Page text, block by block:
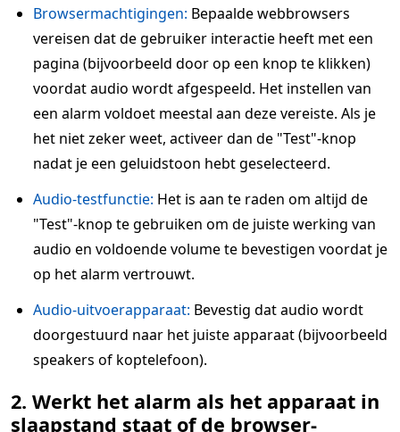
Browsermachtigingen: Bepaalde webbrowsers
vereisen dat de gebruiker interactie heeft met een
pagina (bijvoorbeeld door op een knop te klikken)
voordat audio wordt afgespeeld. Het instellen van
een alarm voldoet meestal aan deze vereiste. Als je
het niet zeker weet, activeer dan de "Test"-knop
nadat je een geluidstoon hebt geselecteerd.
Audio-testfunctie: Het is aan te raden om altijd de
"Test"-knop te gebruiken om de juiste werking van
audio en voldoende volume te bevestigen voordat je
op het alarm vertrouwt.
Audio-uitvoerapparaat: Bevestig dat audio wordt
doorgestuurd naar het juiste apparaat (bijvoorbeeld
speakers of koptelefoon).
2. Werkt het alarm als het apparaat in
slaapstand staat of de browser-